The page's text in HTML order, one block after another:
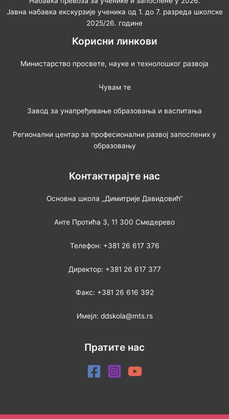
Јавна набавка екскурзије ученика од 1. до 7. разреда школске
2025/26. године
Корисни линкови
Министарство просвете, науке и технолошког развоја
Чувам те
Завод за унапређивање образовања и васпитања
Регионални центар за професионални развој запослених у
образовању
Контактирајте нас
Основна школа „Димитрије Давидовић“
Анте Протића 3, 11 300 Смедерево
Телефон: +381 26 617 376
Директор: +381 26 617 377
Факс: +381 26 616 392
Имејл: ddskola@mts.rs
Пратите нас